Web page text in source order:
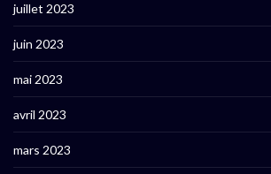
juillet 2023
juin 2023
mai 2023
avril 2023
mars 2023